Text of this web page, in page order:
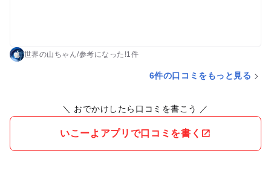
世界の山ちゃん/参考になった!1件
6件の口コミをもっと見る
＼ おでかけしたら口コミを書こう ／
いこーよアプリで口コミを書く